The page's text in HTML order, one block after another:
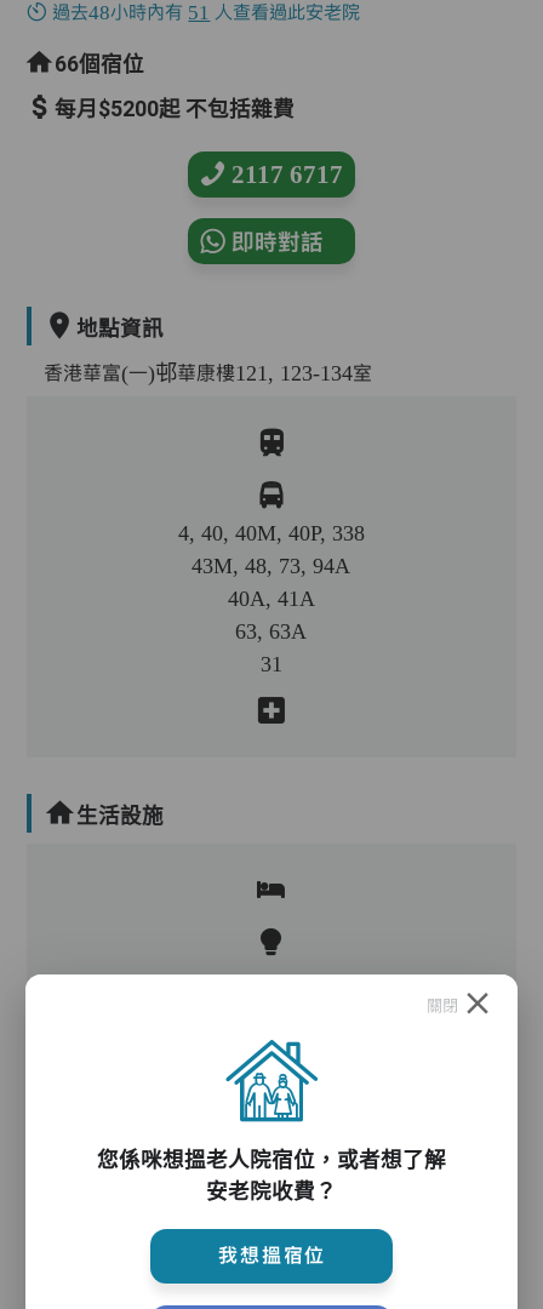
過去48小時內有 51 人查看過此安老院
66個宿位
每月$5200起 不包括雜費
2117 6717
即時對話
地點資訊
香港華富(一)邨華康樓121, 123-134室
4, 40, 40M, 40P, 338
43M, 48, 73, 94A
40A, 41A
63, 63A
31
生活設施
護理評估、執藥、核派藥、量度生命表徵、協助沐
關閉
您係咪想搵老人院宿位，或者想了解
安老院收費？
我想搵宿位